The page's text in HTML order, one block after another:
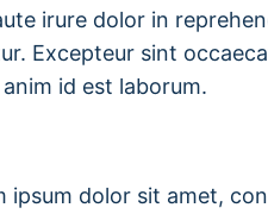
irure dolor in
Excepteur sint
id est laborum.
ipsum dolor sit amet,